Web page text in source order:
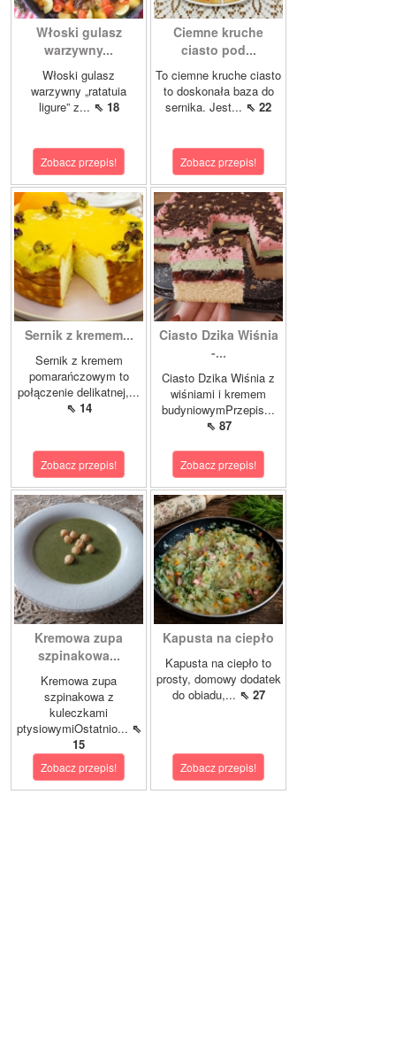
Włoski gulasz
warzywny...
Włoski gulasz
warzywny „ratatuia
ligure” z... ⇖ 18
Zobacz przepis!
Ciemne kruche
ciasto pod...
To ciemne kruche ciasto
to doskonała baza do
sernika. Jest... ⇖ 22
Zobacz przepis!
Sernik z kremem...
Sernik z kremem
pomarańczowym to
połączenie delikatnej,...
⇖ 14
Zobacz przepis!
Ciasto Dzika Wiśnia
-...
Ciasto Dzika Wiśnia z
wiśniami i kremem
budyniowymPrzepis...
⇖ 87
Zobacz przepis!
Kremowa zupa
szpinakowa...
Kremowa zupa
szpinakowa z
kuleczkami
ptysiowymiOstatnio... ⇖
15
Zobacz przepis!
Kapusta na ciepło
Kapusta na ciepło to
prosty, domowy dodatek
do obiadu,... ⇖ 27
Zobacz przepis!